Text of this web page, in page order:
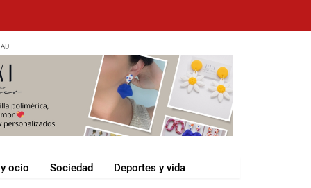
ocio Sociedad Deportes y vida